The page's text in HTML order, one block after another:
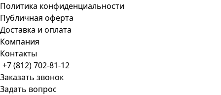
Политика конфиденциальности
Публичная оферта
Доставка и оплата
Компания
Контакты
+7 (812) 702-81-12
Заказать звонок
Задать вопрос